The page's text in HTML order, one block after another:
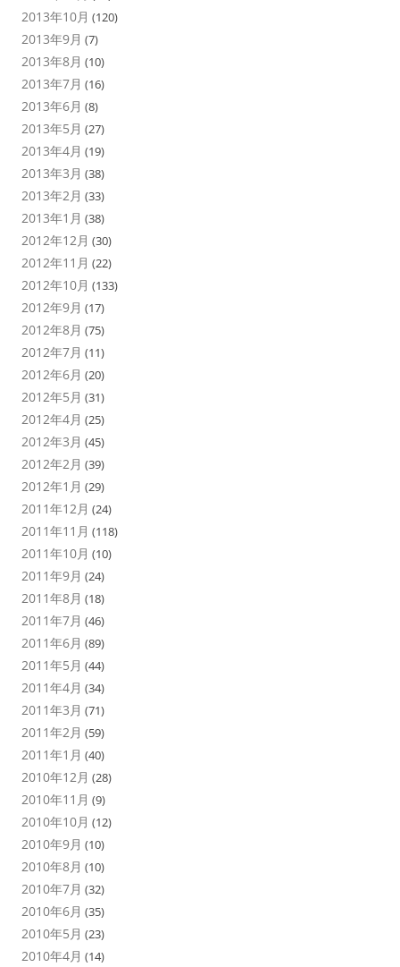
2013年10月 (120)
2013年9月 (7)
2013年8月 (10)
2013年7月 (16)
2013年6月 (8)
2013年5月 (27)
2013年4月 (19)
2013年3月 (38)
2013年2月 (33)
2013年1月 (38)
2012年12月 (30)
2012年11月 (22)
2012年10月 (133)
2012年9月 (17)
2012年8月 (75)
2012年7月 (11)
2012年6月 (20)
2012年5月 (31)
2012年4月 (25)
2012年3月 (45)
2012年2月 (39)
2012年1月 (29)
2011年12月 (24)
2011年11月 (118)
2011年10月 (10)
2011年9月 (24)
2011年8月 (18)
2011年7月 (46)
2011年6月 (89)
2011年5月 (44)
2011年4月 (34)
2011年3月 (71)
2011年2月 (59)
2011年1月 (40)
2010年12月 (28)
2010年11月 (9)
2010年10月 (12)
2010年9月 (10)
2010年8月 (10)
2010年7月 (32)
2010年6月 (35)
2010年5月 (23)
2010年4月 (14)